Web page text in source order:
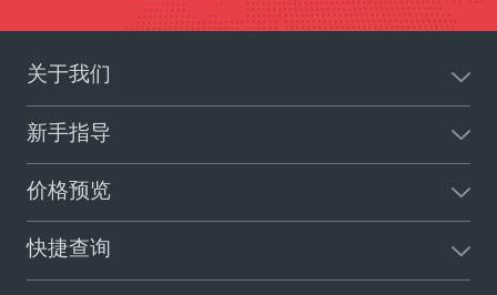
关于我们
新手指导
价格预览
快捷查询